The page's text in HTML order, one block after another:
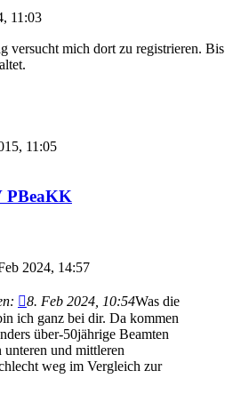
11:03
versucht mich dort zu registrieren. Bis
11:05
PBeaKK
2024, 14:57
8. Feb 2024, 10:54Was die
ich ganz bei dir. Da kommen
über-50jährige Beamten
unteren und mittleren
weg im Vergleich zur